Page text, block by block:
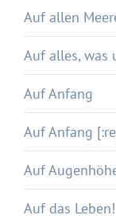
Auf allen
Auf alles, was
Auf Anfang
Auf Anfang
Auf
Auf das Leben!